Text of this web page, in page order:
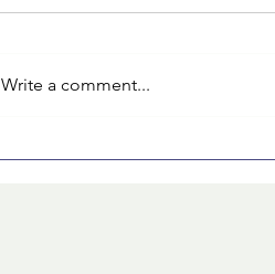
Write a comment...